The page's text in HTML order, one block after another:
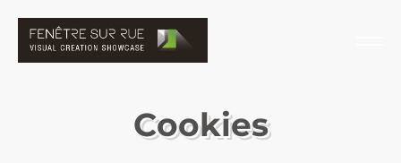
Cookies